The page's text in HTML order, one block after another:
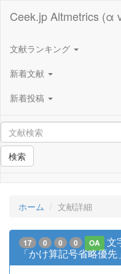
Ceek.jp Altmetrics (α
文献ランキング
新着文献
新着投稿
検索
ホーム 文献詳細
17 0 0 0 OA
文
「かけ算記号省略優